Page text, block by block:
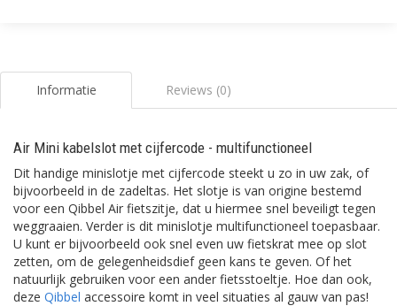
Informatie Reviews (0)
Air Mini kabelslot met cijfercode - multifunctioneel
Dit handige minislotje met cijfercode steekt u zo in uw zak, of
bijvoorbeeld in de zadeltas. Het slotje is van origine bestemd
voor een Qibbel Air fietszitje, dat u hiermee snel beveiligt tegen
weggraaien. Verder is dit minislotje multifunctioneel toepasbaar.
U kunt er bijvoorbeeld ook snel even uw fietskrat mee op slot
zetten, om de gelegenheidsdief geen kans te geven. Of het
natuurlijk gebruiken voor een ander fietsstoeltje. Hoe dan ook,
deze Qibbel accessoire komt in veel situaties al gauw van pas!